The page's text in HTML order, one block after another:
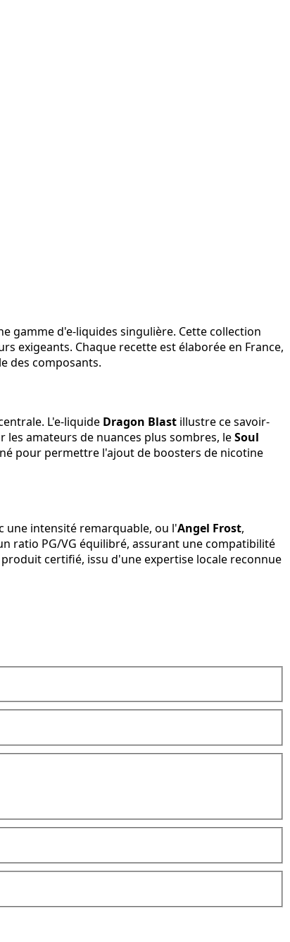
gamme d'e-liquides singulière. Cette collection
exigeants. Chaque recette est élaborée en France,
des composants.
L'e-liquide Dragon Blast illustre ce savoir-
amateurs de nuances plus sombres, leSoul
pour permettre l'ajout de boosters de nicotine
une intensité remarquable, ou l'Angel Frost,
ratio PG/VG équilibré, assurant une compatibilité
certifié, issu d'une expertise locale reconnue